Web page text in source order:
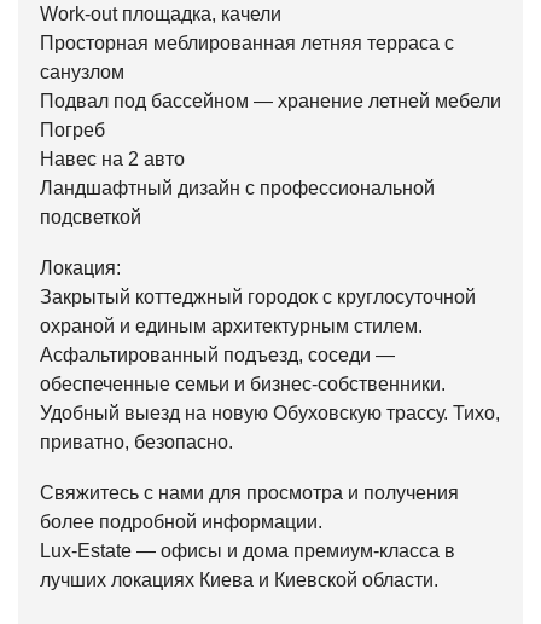
Work-out площадка, качели
Просторная меблированная летняя терраса с
санузлом
Подвал под бассейном — хранение летней мебели
Погреб
Навес на 2 авто
Ландшафтный дизайн с профессиональной
подсветкой
Локация:
Закрытый коттеджный городок с круглосуточной
охраной и единым архитектурным стилем.
Асфальтированный подъезд, соседи —
обеспеченные семьи и бизнес-собственники.
Удобный выезд на новую Обуховскую трассу. Тихо,
приватно, безопасно.
Свяжитесь с нами для просмотра и получения
более подробной информации.
Lux-Estate — офисы и дома премиум-класса в
лучших локациях Киева и Киевской области.